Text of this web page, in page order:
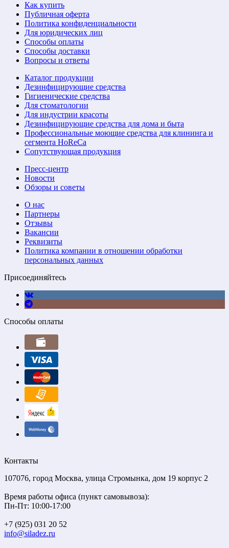
Как купить
Публичная оферта
Политика конфиденциальности
Для юридических лиц
Способы оплаты
Способы доставки
Вопросы и ответы
Каталог продукции
Дезинфицирующие средства
Гигиенические средства
Для стоматологии
Для индустрии красоты
Дезинфицирующие средства для дома и быта
Профессиональные моющие средства для клининга и
сегмента HoReCa
Сопутствующая продукция
Пресс-центр
Новости
Обзоры и советы
О нас
Партнеры
Отзывы
Вакансии
Реквизиты
Политика компании в отношении обработки
персональных данных
Присоединяйтесь
Способы оплаты
Контакты
107076, город Москва, улица Стромынка, дом 19 корпус 2
Время работы офиса (пункт самовывоза):
Пн-Пт: 10:00-17:00
+7 (925) 031 20 52
info@siladez.ru